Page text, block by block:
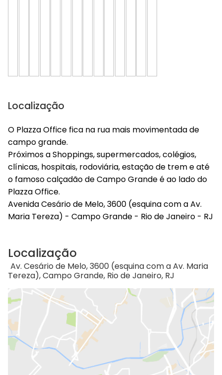
Localização
O Plazza Office fica na rua mais movimentada de
campo grande.
Próximos a Shoppings, supermercados, colégios,
clínicas, hospitais, rodoviária, estação de trem e até
o famoso calçadão de Campo Grande é ao lado do
Plazza Office.
Avenida Cesário de Melo, 3600 (esquina com a Av.
Maria Tereza) - Campo Grande - Rio de Janeiro - RJ
Localização
Av. Cesário de Melo, 3600 (esquina com a Av. Maria
Tereza), Campo Grande, Rio de Janeiro, RJ